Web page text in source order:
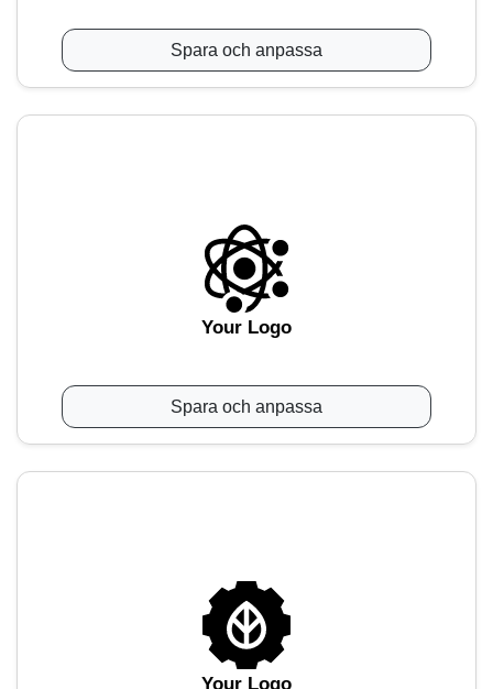
Spara och anpassa
Your Logo
Spara och anpassa
Your Logo